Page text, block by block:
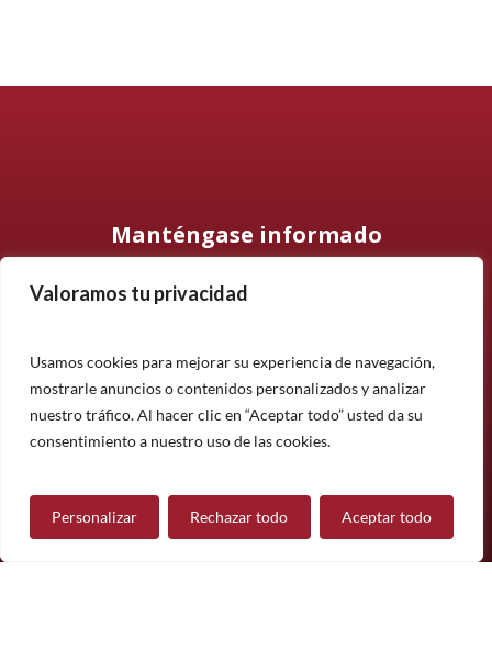
Valoramos tu privacidad
Usamos cookies para mejorar su experiencia de navegación,
mostrarle anuncios o contenidos personalizados y analizar
nuestro tráfico. Al hacer clic en “Aceptar todo” usted da su
consentimiento a nuestro uso de las cookies.
Personalizar Rechazar todo Aceptar todo
Manténgase informado
Suscríbase a nuestro boletín informativo y manténgase
noticias.
Suscríbete
¿Tiene alguna pregunta?
Contáctanos